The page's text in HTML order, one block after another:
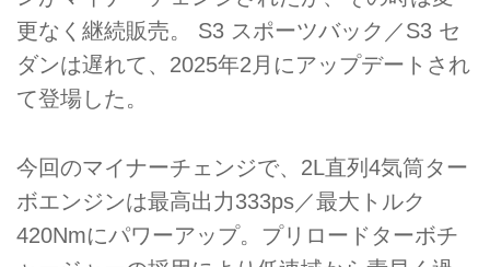
更なく継続販売。 S3 スポーツバック／S3 セ
ダンは遅れて、2025年2月にアップデートされ
て登場した。
今回のマイナーチェンジで、2L直列4気筒ター
ボエンジンは最高出力333ps／最大トルク
420Nmにパワーアップ。プリロードターボチ